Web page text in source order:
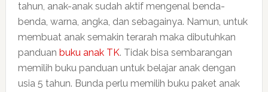
tahun, anak-anak sudah aktif mengenal benda-
benda, warna, angka, dan sebagainya. Namun, untuk
membuat anak semakin terarah maka dibutuhkan
panduan buku anak TK. Tidak bisa sembarangan
memilih buku panduan untuk belajar anak dengan
usia 5 tahun. Bunda perlu memilih buku paket anak